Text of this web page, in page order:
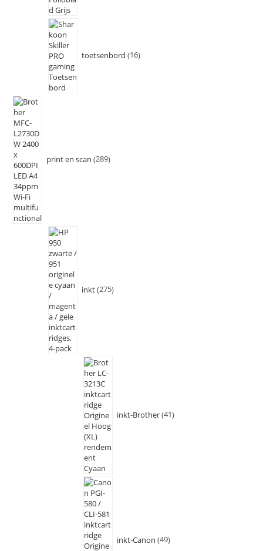
toetsenbord 16
print en scan 289
inkt 275
inkt-Brother 41
inkt-Canon 49